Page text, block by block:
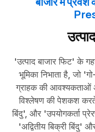
'उत्पाद बाजार फिट' के
भूमिका निभाता है, जो
ग्राहक की आवश्यकताओं
विश्लेषण की पेशकश
बिंदु', और 'उपयोगकर्ता
'अद्वितीय बिक्री